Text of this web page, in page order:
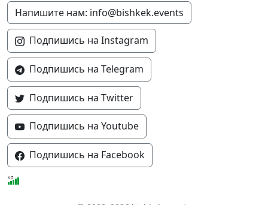
Напишите нам: info@bishkek.events
Подпишись на Instagram
Подпишись на Telegram
Подпишись на Twitter
Подпишись на Youtube
Подпишись на Facebook